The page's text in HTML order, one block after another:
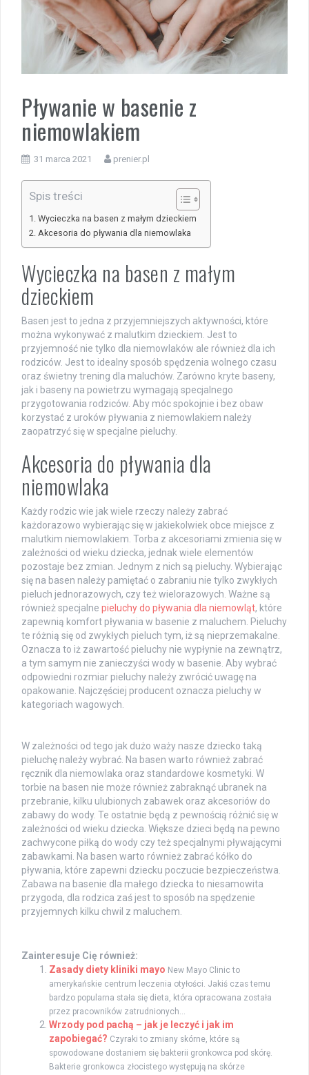
Pływanie w basenie z
niemowlakiem
31 marca 2021 prenier.pl
Spis treści
Wycieczka na basen z małym dzieckiem
Akcesoria do pływania dla niemowlaka
Wycieczka na basen z małym
dzieckiem
Basen jest to jedna z przyjemniejszych aktywności, które
można wykonywać z malutkim dzieckiem. Jest to
przyjemność nie tylko dla niemowlaków ale również dla ich
rodziców. Jest to idealny sposób spędzenia wolnego czasu
oraz świetny trening dla maluchów. Zarówno kryte baseny,
jak i baseny na powietrzu wymagają specjalnego
przygotowania rodziców. Aby móc spokojnie i bez obaw
korzystać z uroków pływania z niemowlakiem należy
zaopatrzyć się w specjalne pieluchy.
Akcesoria do pływania dla
niemowlaka
Każdy rodzic wie jak wiele rzeczy należy zabrać
każdorazowo wybierając się w jakiekolwiek obce miejsce z
malutkim niemowlakiem. Torba z akcesoriami zmienia się w
zależności od wieku dziecka, jednak wiele elementów
pozostaje bez zmian. Jednym z nich są pieluchy. Wybierając
się na basen należy pamiętać o zabraniu nie tylko zwykłych
pieluch jednorazowych, czy też wielorazowych. Ważne są
również specjalne pieluchy do pływania dla niemowląt, które
zapewnią komfort pływania w basenie z maluchem. Pieluchy
te różnią się od zwykłych pieluch tym, iż są nieprzemakalne.
Oznacza to iż zawartość pieluchy nie wypłynie na zewnątrz,
a tym samym nie zanieczyści wody w basenie. Aby wybrać
odpowiedni rozmiar pieluchy należy zwrócić uwagę na
opakowanie. Najczęściej producent oznacza pieluchy w
kategoriach wagowych.
W zależności od tego jak dużo waży nasze dziecko taką
pieluchę należy wybrać. Na basen warto również zabrać
ręcznik dla niemowlaka oraz standardowe kosmetyki. W
torbie na basen nie może również zabraknąć ubranek na
przebranie, kilku ulubionych zabawek oraz akcesoriów do
zabawy do wody. Te ostatnie będą z pewnością różnić się w
zależności od wieku dziecka. Większe dzieci będą na pewno
zachwycone piłką do wody czy też specjalnymi pływającymi
zabawkami. Na basen warto również zabrać kółko do
pływania, które zapewni dziecku poczucie bezpieczeństwa.
Zabawa na basenie dla małego dziecka to niesamowita
przygoda, dla rodzica zaś jest to sposób na spędzenie
przyjemnych kilku chwil z maluchem.
Zainteresuje Cię również:
Zasady diety kliniki mayo New Mayo Clinic to
amerykańskie centrum leczenia otyłości. Jakiś czas temu
bardzo popularna stała się dieta, która opracowana została
przez pracowników zatrudnionych...
Wrzody pod pachą – jak je leczyć i jak im
zapobiegać? Czyraki to zmiany skórne, które są
spowodowane dostaniem się bakterii gronkowca pod skórę.
Bakterie gronkowca złocistego występują na skórze